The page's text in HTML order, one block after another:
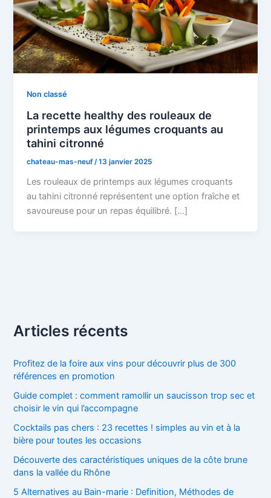
Non classé
La recette healthy des rouleaux de
printemps aux légumes croquants au
tahini citronné
chateau-mas-neuf/13 janvier 2025
Les rouleaux de printemps aux légumes croquants
au tahini citronné représentent une option fraîche et
savoureuse pour un repas équilibré. […]
Articles récents
Profitez de la foire aux vins pour découvrir plus de 300
références en promotion
Guide complet : comment ramollir un saucisson trop sec et
choisir le vin qui l’accompagne
Cocktails pas chers : 23 recettes ! simples au vin et à la
bière pour toutes les occasions
Découverte des caractéristiques uniques de la côte brune
dans la vallée du Rhône
5 Alternatives au Bain-marie : Definition, Méthodes de